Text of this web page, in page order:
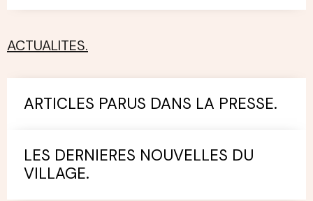
ACTUALITES.
ARTICLES PARUS DANS LA PRESSE.
LES DERNIERES NOUVELLES DU
VILLAGE.